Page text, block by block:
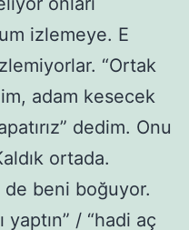
izlemeye. E
“Ortak
adam kesecek
dedim. Onu
ortada.
beni boğuyor.
yaptın” / “hadi aç